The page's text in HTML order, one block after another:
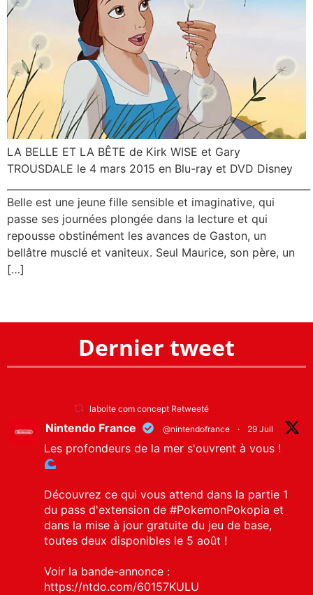
LA BELLE ET LA BÊTE de Kirk WISE et Gary
TROUSDALE le 4 mars 2015 en Blu-ray et DVD Disney
Belle est une jeune fille sensible et imaginative, qui
passe ses journées plongée dans la lecture et qui
repousse obstinément les avances de Gaston, un
bellâtre musclé et vaniteux. Seul Maurice, son père, un
[…]
Dernier tweet
laboite com concept Retweeté
Nintendo France @nintendofrance · 29 Juil
Les profondeurs de la mer s'ouvrent à vous !
Découvrez ce qui vous attend dans la partie 1
du pass d'extension de #PokemonPokopia et
dans la mise à jour gratuite du jeu de base,
toutes deux disponibles le 5 août !
Voir la bande-annonce :
https://ntdo.com/60157KULU